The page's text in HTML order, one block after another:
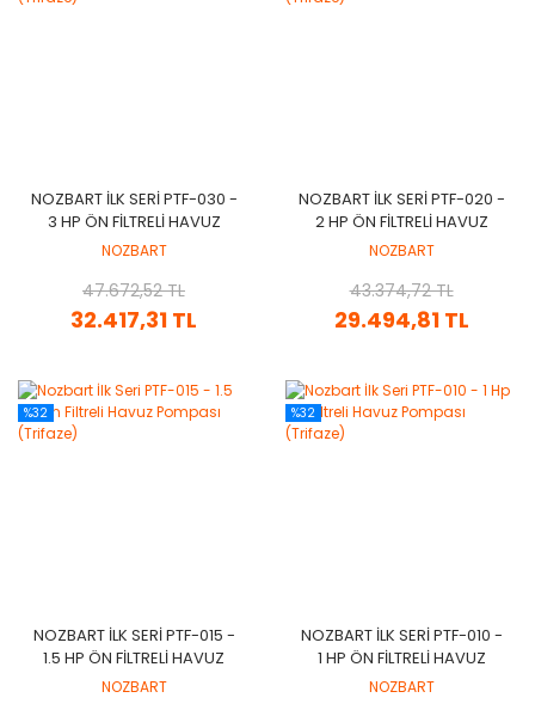
NOZBART İLK SERI PTF-030 -
3 HP ÖN FILTRELI HAVUZ
POMPASI (TRIFAZE)
NOZBART
32.417,31 TL
47.672,52 TL
NOZBART İLK SERI PTF-020 -
2 HP ÖN FILTRELI HAVUZ
POMPASI (TRIFAZE)
NOZBART
29.494,81 TL
43.374,72 TL
%32
NOZBART İLK SERI PTF-015 -
1.5 HP ÖN FILTRELI HAVUZ
POMPASI (TRIFAZE)
NOZBART
%32
NOZBART İLK SERI PTF-010 -
1 HP ÖN FILTRELI HAVUZ
POMPASI (TRIFAZE)
NOZBART